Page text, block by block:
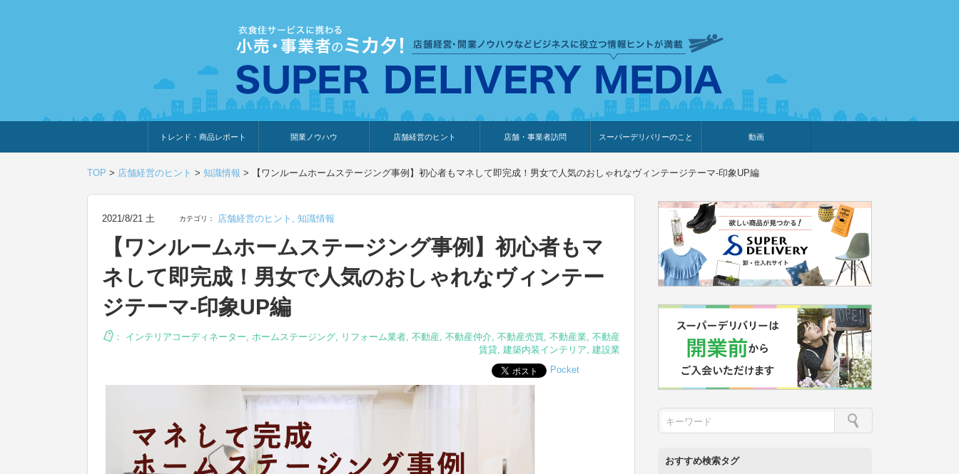
トレンド・商品レポート
トレンド・特集
人気ランキング
出展企業のおすすめ
商品体験・レビュー
暮らしの提案
開業ノウハウ 店舗経営のヒント
ウェブ集客・販売促進
仕入れ
展示会情報
接客・販売
知識情報
販促カレンダー
集客・販売促進
店舗・事業者訪問
アパレル店
カフェ・飲食店
ペットサロン
メーカー
他の業種
美容サロン
薬局
観光・ホテル旅館宿泊業
雑貨店
食料品店
スーパーデリバリーのこと
SD export
お知らせ
イベント・プレゼント企画
セミナー・調査レポート
体験型イベント・動画告知
外部メディア掲載
新規出展メーカー
動画
ライブコマース
TOP > 店舗経営のヒント > 知識情報 > 【ワンルームホームステージング事例】初心者もマネして即完成！男女で人気のおしゃれなヴィンテージテーマ-印象UP編
2021/8/21 土 カテゴリ： 店舗経営のヒント , 知識情報
【ワンルームホームステージング事例】初心者もマ
ネして即完成！男女で人気のおしゃれなヴィンテー
ジテーマ-印象UP編
： インテリアコーディネーター, ホームステージング, リフォーム業者, 不動産, 不動産仲介, 不動産売買, 不動産業, 不動産
賃貸, 建築内装インテリア, 建設業
Pocket
おすすめ検索タグ